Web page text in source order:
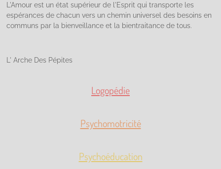
L'Amour est un état supérieur de l'Esprit qui transporte les
espérances de chacun vers un chemin universel des besoins en
communs par la bienveillance et la bientraitance de tous.
L' Arche Des Pépites
Logopédie
Psychomotricité
Psychoéducation